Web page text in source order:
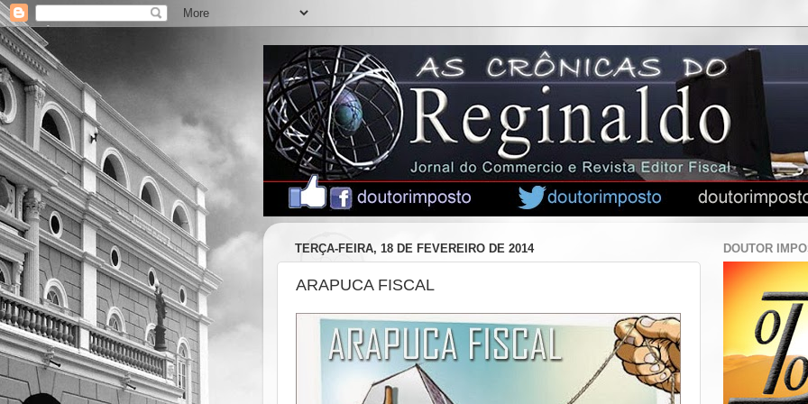
TERÇA-FEIRA, 18 DE FEVEREIRO DE 2014
ARAPUCA FISCAL
DOUTOR